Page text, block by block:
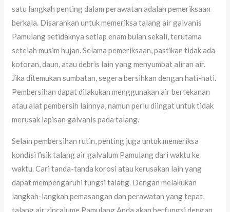
satu langkah penting dalam perawatan adalah pemeriksaan
berkala. Disarankan untuk memeriksa talang air galvanis
Pamulang setidaknya setiap enam bulan sekali, terutama
setelah musim hujan. Selama pemeriksaan, pastikan tidak ada
kotoran, daun, atau debris lain yang menyumbat aliran air.
Jika ditemukan sumbatan, segera bersihkan dengan hati-hati.
Pembersihan dapat dilakukan menggunakan air bertekanan
atau alat pembersih lainnya, namun perlu diingat untuk tidak
merusak lapisan galvanis pada talang.
Selain pembersihan rutin, penting juga untuk memeriksa
kondisi fisik talang air galvalum Pamulang dari waktu ke
waktu. Cari tanda-tanda korosi atau kerusakan lain yang
dapat mempengaruhi fungsi talang. Dengan melakukan
langkah-langkah pemasangan dan perawatan yang tepat,
talang air zincalume Pamulang Anda akan berfungsi dengan